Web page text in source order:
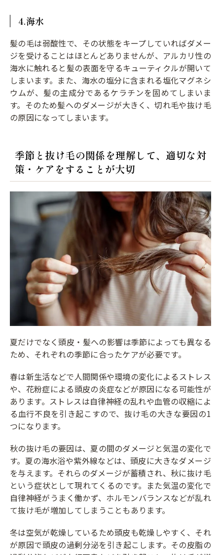
4.海水
髪の毛は弱酸性で、その状態をキープしていればダメー
ジを受けることはほとんどありませんが、アルカリ性の
海水に触れると髪の表面を守るキューティクルが開いて
しまいます。また、海水の塩分に含まれる塩化マグネシ
ウムが、髪の主成分であるケラチンを固めてしまいま
す。そのため髪へのダメージが大きく、切れ毛や抜け毛
の原因になってしまいます。
季節と抜け毛の関係を理解して、適切な対
策・ケアをすることが大切
夏だけでなく頭皮・髪への影響は季節によっても異なる
ため、それぞれの季節に合ったケアが必要です。
春は新生活などで人間関係や環境の変化によるストレス
や、花粉症による頭皮の炎症などが原因になる可能性が
あります。ストレスは自律神経の乱れや血管の収縮によ
る血行不良を引き起こすので、抜け毛の大きな要因の1
つになります。
秋の抜け毛の要因は、夏の間のダメージと気温の変化で
す。夏の海水浴や紫外線などは、頭皮に大きなダメージ
を与えます。それらのダメージが蓄積され、秋に抜け毛
という症状として現れてくるのです。また気温の変化で
自律神経がうまく働かず、ホルモンバランスなどが乱れ
て抜け毛が増加してしまうこともあります。
冬は空気が乾燥しているため頭皮も乾燥しやすく、それ
が原因で頭皮の過剰分泌を引き起こします。その皮脂の